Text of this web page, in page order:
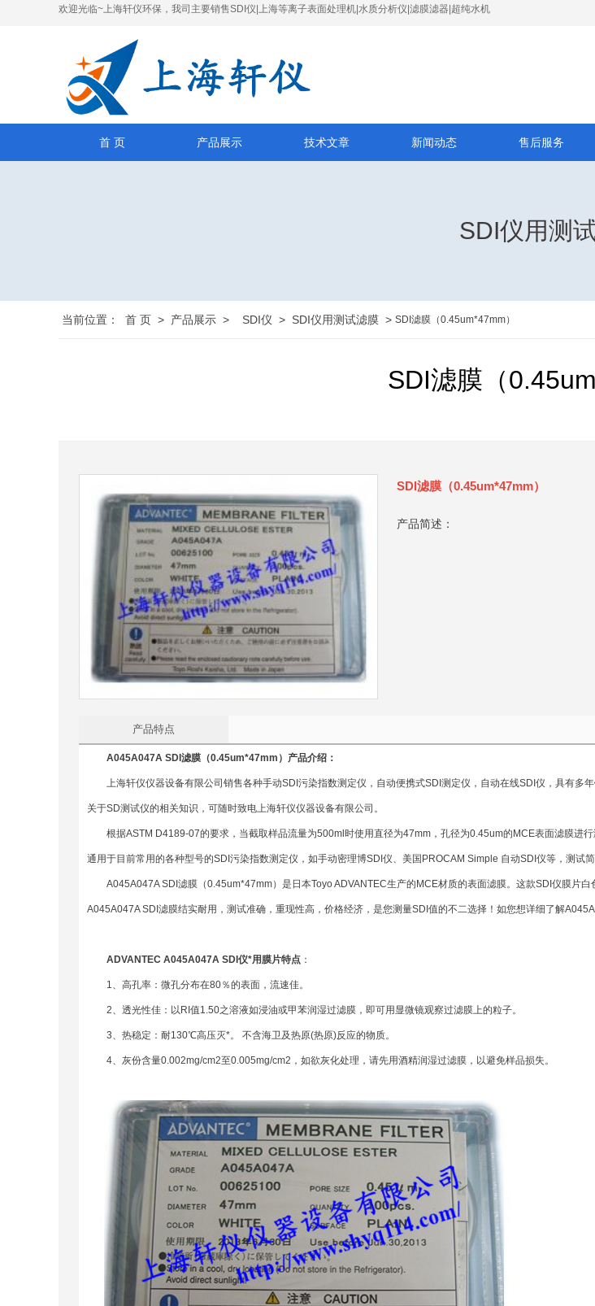
欢迎光临~上海轩仪环保，我司主要销售SDI仪|上海等离子表面处理机|水质分析仪|滤膜滤器|超纯水机
首 页 产品展示 技术文章 新闻动态 售后服务
SDI仪用测
当前位置： 首 页 > 产品展示 > SDI仪 > SDI仪用测试滤膜 > SDI滤膜（0.45um*47mm）
SDI滤膜（
SDI滤膜（0.45um*47mm）
产品简述：
产品特点
A045A047A SDI 滤膜（0.45um*47mm ） 产品介绍：
上海轩仪仪器设备有限公司销售各种手动SDI污染指数测定仪，自动便携式SDI测定仪，自动在线SDI仪，具有
关于SD测试仪的相关知识，可随时致电上海轩仪仪器设备有限公司。
根据ASTM D4189-07的要求，当截取样品流量为500ml时使用直径为47mm，孔径为0.45um的MCE表面滤膜进
通用于目前常用的各种型号的SDI污染指数测定仪，如手动密理博SDI仪、美国PROCAM Simple 自动SDI仪等，测试简
A045A047A SDI滤膜（0.45um*47mm）是日本Toyo ADVANTEC生产的MCE材质的表面滤膜。这款SDI仪膜片
A045A047A SDI滤膜结实耐用，测试准确，重现性高，价格经济，是您测量SDI值的不二选择！如您想详细了解
ADVANTEC A045A047A SDI 仪*用膜片特点 ：
1、高孔率：微孔分布在80％的表面，流速佳。
2、透光性佳：以RI值1.50之溶液如浸油或甲苯润湿过滤膜，即可用显微镜观察过滤膜上的粒子。
3、热稳定：耐130℃高压灭*。 不含海卫及热原(热原)反应的物质。
4、灰份含量0.002mg/cm2至0.005mg/cm2，如欲灰化处理，请先用酒精润湿过滤膜，以避免样品损失。